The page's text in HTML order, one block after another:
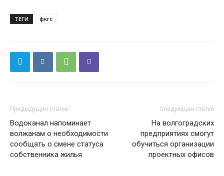
ТЕГИ фкгс
Предыдущая статья
Водоканал напоминает
волжанам о необходимости
сообщать о смене статуса
собственника жилья
Следующая статья
На волгоградских
предприятиях смогут
обучиться организации
проектных офисов